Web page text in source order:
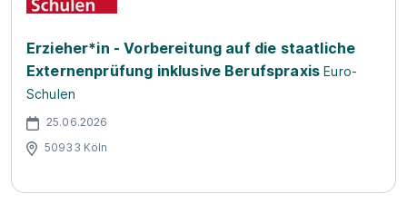
Erzieher*in - Vorbereitung auf die staatliche
Externenprüfung inklusive Berufspraxis Euro-
Schulen
25.06.2026
50933 Köln